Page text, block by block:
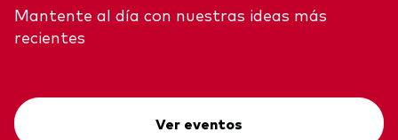
Mantente al día con nuestras ideas más
recientes
Ver eventos